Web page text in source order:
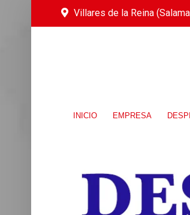
Villares de la Reina
INICIO EMPRESA